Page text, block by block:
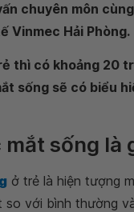
chuyên môn
Vinmec Hải Phòng.
thì có khoảng 20
sống sẽ có biểu
mắt sống là
ở trẻ là hiện tượng
so với bình thường